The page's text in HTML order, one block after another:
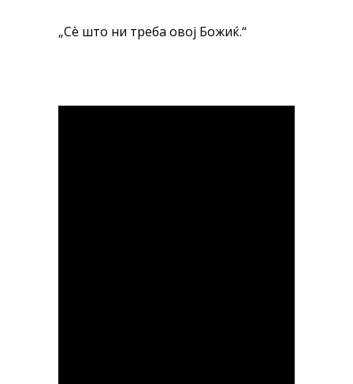
„Сè што ни треба овој Божиќ.“